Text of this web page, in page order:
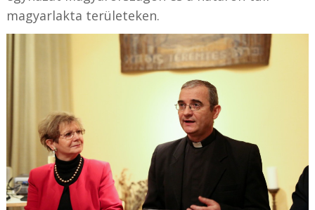
magyarlakta területeken.